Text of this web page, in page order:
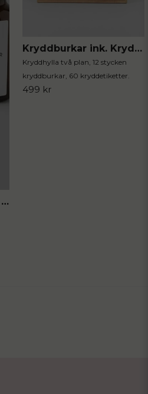
Glasburk med ströare 2-pack
Kryddburkar ink. Kryddhylla 13-delar
Kryddhylla två plan, 12 stycken
kryddburkar, 60 kryddetiketter.
499 kr